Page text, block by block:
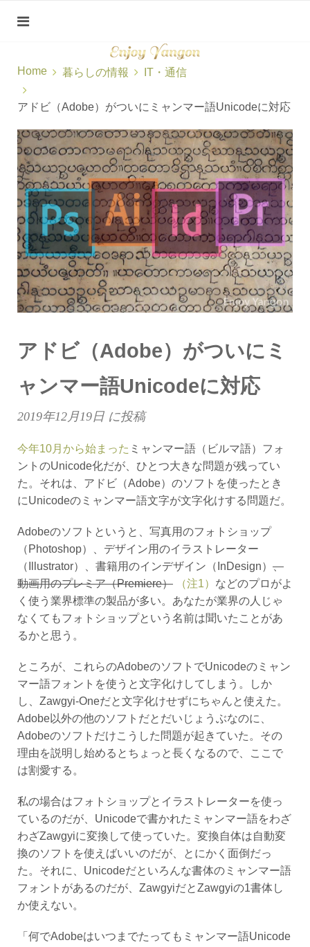
Home 暮らしの情報 IT・通信
アドビ（Adobe）がついにミャンマー語Unicodeに対応
アドビ（Adobe）がついにミ
ャンマー語Unicodeに対応
2019年12月19日 に投稿
今年10月から始まった ミャンマー語（ビルマ語）フォ
ントのUnicode化だが、ひとつ大きな問題が残ってい
た。それは、アドビ（Adobe）のソフトを使ったとき
にUnicodeのミャンマー語文字が文字化けする問題だ。
Adobeのソフトというと、写真用のフォトショップ
（Photoshop）、デザイン用のイラストレーター
（Illustrator）、書籍用のインデザイン（InDesign） 、
動画用のプレミア（Premiere）
（注1） などのプロがよ
く使う業界標準の製品が多い。あなたが業界の人じゃ
なくてもフォトショップという名前は聞いたことがあ
るかと思う。
ところが、これらのAdobeのソフトでUnicodeのミャン
マー語フォントを使うと文字化けしてしまう。しか
し、Zawgyi-Oneだと文字化けせずにちゃんと使えた。
Adobe以外の他のソフトだとだいじょうぶなのに、
Adobeのソフトだけこうした問題が起きていた。その
理由を説明し始めるとちょっと長くなるので、ここで
は割愛する。
私の場合はフォトショップとイラストレーターを使っ
ているのだが、Unicodeで書かれたミャンマー語をわざ
わざZawgyiに変換して使っていた。変換自体は自動変
換のソフトを使えばいいのだが、とにかく面倒だっ
た。それに、Unicodeだといろんな書体のミャンマー語
フォントがあるのだが、ZawgyiだとZawgyiの1書体し
か使えない。
「何でAdobeはいつまでたってもミャンマー語Unicode